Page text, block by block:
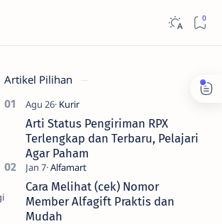
Artikel Pilihan
Arti Status Pengiriman RPX
Terlengkap dan Terbaru, Pelajari
Agar Paham
Cara Melihat (cek) Nomor
Member Alfagift Praktis dan
Mudah